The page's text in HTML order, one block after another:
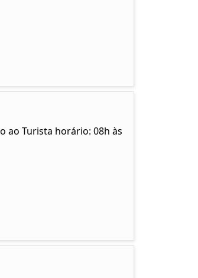
ao Turista horário: 08h às